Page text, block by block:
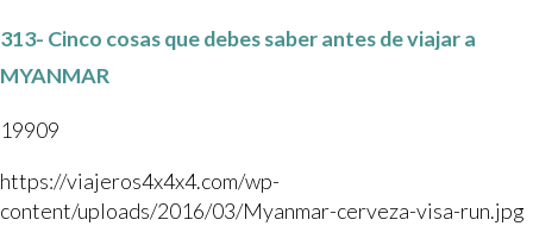
313- Cinco cosas que debes saber antes de viajar a
MYANMAR
19909
https://viajeros4x4x4.com/wp-
content/uploads/2016/03/Myanmar-cerveza-visa-run.jpg